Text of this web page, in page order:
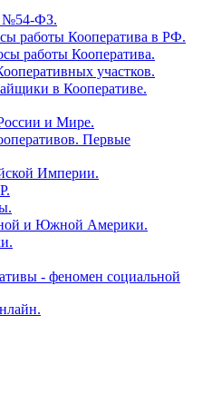
№54-ФЗ.
работы Кооператива в РФ.
работы Кооператива.
участков.
в Кооперативе.
и Мире.
Первые
Империи.
и Южной Америки.
- феномен социальной